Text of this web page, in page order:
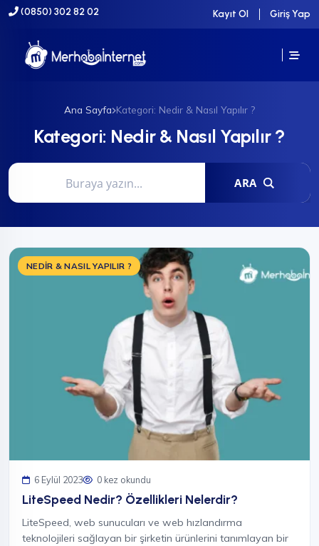
(0850) 302 82 02 Kayıt Ol Giriş Yap
Ana Sayfa Kategori: Nedir & Nasıl Yapılır ?
Kategori: Nedir & Nasıl Yapılır ?
ARA
NEDIR & NASIL YAPILIR ?
6 Eylül 2023 0 kez okundu
LiteSpeed Nedir? Özellikleri Nelerdir?
LiteSpeed, web sunucuları ve web hızlandırma
teknolojileri sağlayan bir şirketin ürünlerini tanımlayan bir